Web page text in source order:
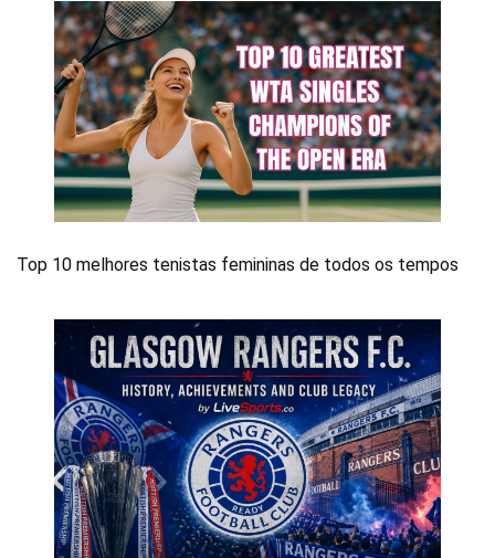
Top 10 melhores tenistas femininas de todos os tempos